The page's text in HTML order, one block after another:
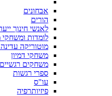
אבחונים
הורים
לאנשי חינוך
לומדות ומשחקי
מוטוריקה
משחקי דמיון
משחקים רגשיים
ספרי רגשות
עו"ס
פיזיותרפיה